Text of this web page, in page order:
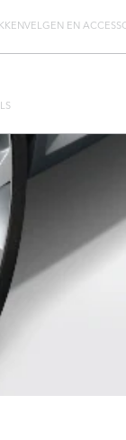
VELGEN EN